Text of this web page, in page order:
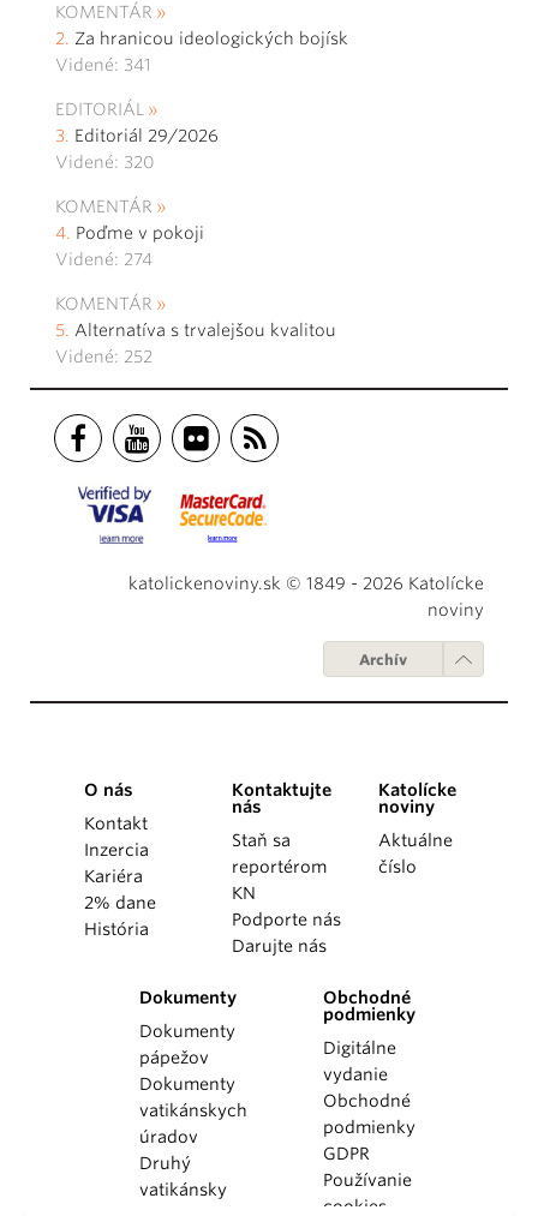
KOMENTÁR
Za hranicou ideologických bojísk
Videné: 341
EDITORIÁL
Editoriál 29/2026
Videné: 320
KOMENTÁR
Poďme v pokoji
Videné: 274
KOMENTÁR
Alternatíva s trvalejšou kvalitou
Videné: 252
katolickenoviny.sk © 1849 - 2026 Katolícke
noviny
Archív
O nás
Kontakt
Inzercia
Kariéra
2% dane
História
Kontaktujte
nás
Staň sa
reportérom
KN
Podporte nás
Darujte nás
Katolícke
noviny
Aktuálne
číslo
Dokumenty
Dokumenty
pápežov
Dokumenty
vatikánskych
úradov
Druhý
vatikánsky
Obchodné
podmienky
Digitálne
vydanie
Obchodné
podmienky
GDPR
Používanie
cookies